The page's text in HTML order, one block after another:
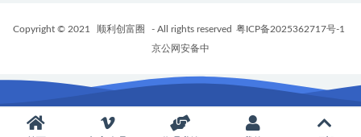
Copyright © 2021 顺利创富圈 - All rights reserved 粤ICP备2025362717号-1
京公网安备中